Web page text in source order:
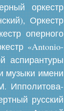
оркестр
Оркестр
оперного
«Antonio-
аспирантуры
музыки имени
Ипполитова-
русский